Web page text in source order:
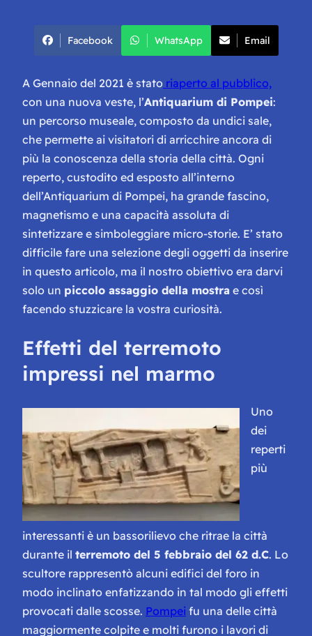
Facebook WhatsApp Email
A Gennaio del 2021 è stato riaperto al pubblico,
con una nuova veste, l’Antiquarium di Pompei:
un percorso museale, composto da undici sale,
che permette ai visitatori di arricchire ancora di
più la conoscenza della storia della città. Ogni
reperto, custodito ed esposto all’interno
dell’Antiquarium di Pompei, ha grande fascino,
magnetismo e una capacità assoluta di
sintetizzare e simboleggiare micro-storie. E’ stato
difficile fare una selezione degli oggetti da inserire
in questo articolo, ma il nostro obiettivo era darvi
solo un piccolo assaggio della mostra e così
facendo stuzzicare la vostra curiosità.
Effetti del terremoto
impressi nel marmo
Uno
dei
reperti
più
interessanti è un bassorilievo che ritrae la città
durante il terremoto del 5 febbraio del 62 d.C. Lo
scultore rappresentò alcuni edifici del foro in
modo inclinato enfatizzando in tal modo gli effetti
provocati dalle scosse. Pompei fu una delle città
maggiormente colpite e molti furono i lavori di